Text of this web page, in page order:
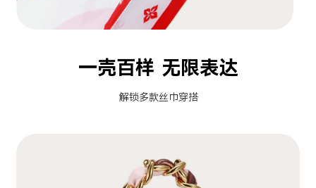
一壳百样 无限表达
解锁多款丝巾穿搭